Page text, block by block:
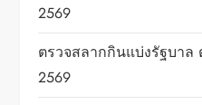
2569
ตรวจสลากกินแบ่งรัฐบาล
2569